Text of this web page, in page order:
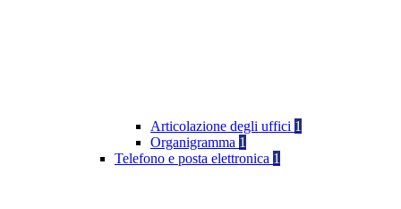
Articolazione degli uffici 1
Organigramma 1
Telefono e posta elettronica 1